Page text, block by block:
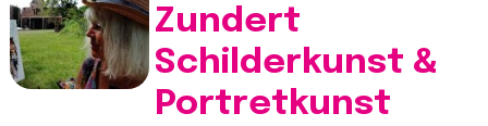
Zundert
Schilderkunst &
Portretkunst